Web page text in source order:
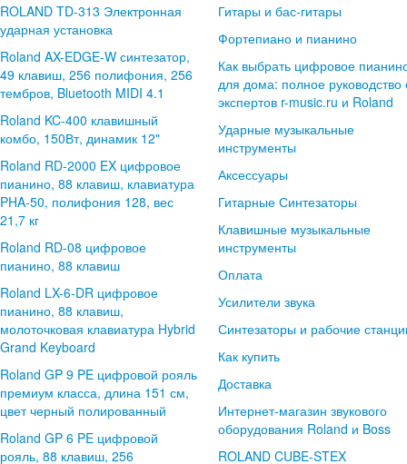
ROLAND TD-313 Электронная
ударная установка
Roland AX-EDGE-W синтезатор,
49 клавиш, 256 полифония, 256
тембров, Bluetooth MIDI 4.1
Roland KC-400 клавишный
комбо, 150Вт, динамик 12"
Roland RD-2000 EX цифровое
пианино, 88 клавиш, клавиатура
PHA-50, полифония 128, вес
21,7 кг
Roland RD-08 цифровое
пианино, 88 клавиш
Roland LX-6-DR цифровое
пианино, 88 клавиш,
молоточковая клавиатура Hybrid
Grand Keyboard
Roland GP 9 PE цифровой рояль
премиум класса, длина 151 см,
цвет черный полированный
Roland GP 6 PE цифровой
рояль, 88 клавиш, 256
Гитары и бас-гитары
Фортепиано и пианино
Как выбрать цифровое
для дома: полное руководство
экспертов r-music.ru и Roland
Ударные музыкальные
инструменты
Аксессуары
Гитарные Синтезаторы
Клавишные музыкальные
инструменты
Оплата
Усилители звука
Синтезаторы и рабочие
Как купить
Доставка
Интернет-магазин звукового
оборудования Roland и Boss
ROLAND CUBE-STEX